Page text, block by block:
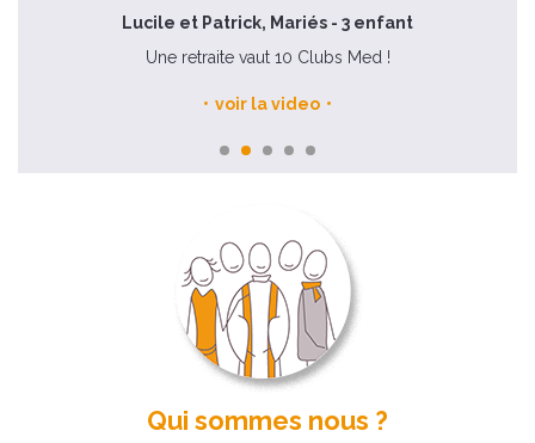
Lucile et Patrick, Mariés - 3 enfant
Une retraite vaut 10 Clubs Med !
voir la video
Qui sommes nous ?